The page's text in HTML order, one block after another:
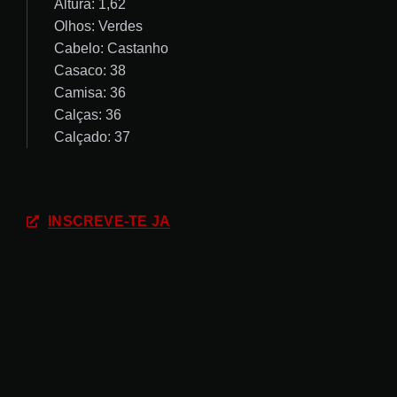
Altura: 1,62
Olhos: Verdes
Cabelo: Castanho
Casaco: 38
Camisa: 36
Calças: 36
Calçado: 37
INSCREVE-TE JÁ